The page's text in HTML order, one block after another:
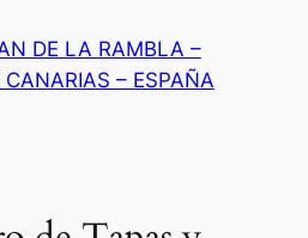
DE LA RAMBLA –
– ESPAÑA